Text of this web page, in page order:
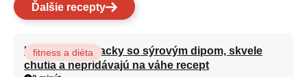
Ďalšie recepty
Brokolicové placky so sýrovým dipom, skvele
chutia a nepridávajú na váhe recept
fitness a diéta